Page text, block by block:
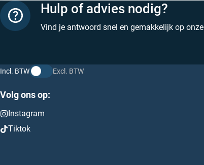
Hulp of advies nodig?
Vind je antwoord snel en gemakkelijk op onze
Incl. BTW Excl. BTW
Volg ons op:
Instagram
Tiktok